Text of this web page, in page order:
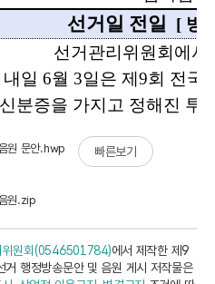
원 문안.hwp 빠른보기
원.zip
위원회(0546501784)에서 제작한 제9
거 행정방송문안 및 음원 게시 저작물은